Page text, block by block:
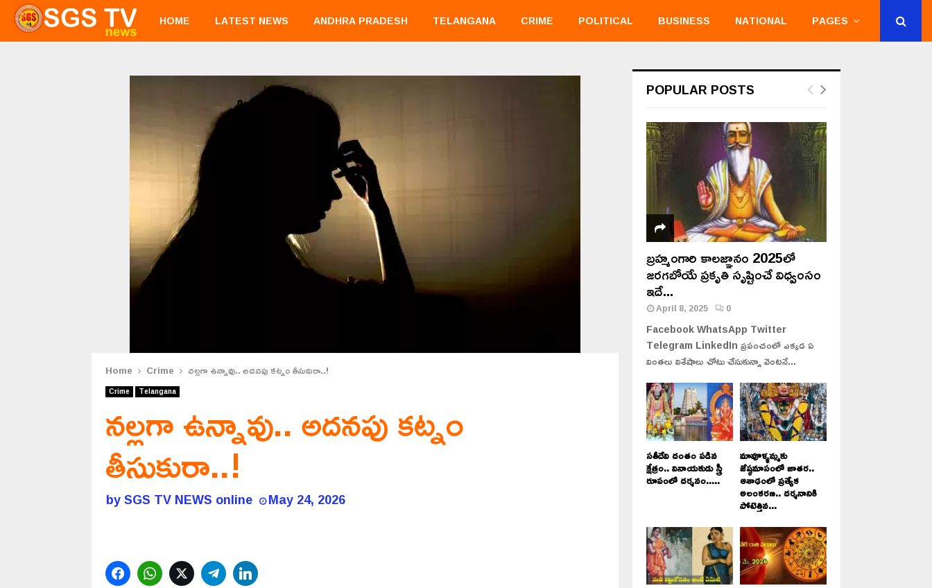
HOME LATEST NEWS ANDHRA PRADESH TELANGANA CRIME POLITICAL BUSINESS NATIONAL PAGES
Home Crime నల్లగా ఉన్నావు.. అదనపు కట్నం తీసుకురా..!
Crime Telangana
నల్లగా ఉన్నావు.. అదనపు కట్నం
తీసుకురా..!
bySGS TV NEWS online May 24, 2026
FacebookWhatsAppTwitterTelegram
POPULAR POSTS
బ్రహ్మంగారి కాలజ్ఞానం 2025లో
జరగబోయే ప్రకృతి సృష్టించే విధ్వంసం
ఇదే...
April 8, 2025 0
Facebook WhatsApp Twitter
Telegram LinkedIn ప్రపంచంలో ఎక్కడ ఏ
వింతలు విశేషాలు చోటు చేసుకున్నా వెంటనే...
సతీదేవి దంతం పడిన
క్షేత్రం.. వినాయకుడు స్త్రీ
రూపంలో దర్శనం.....
మావూళ్ళమ్మకు
జేష్ఠమాసంలో జాతర..
ఆశాఢంలో ప్రత్యేక
అలంకరణ.. దర్శనానికి
పోటెత్తిన...